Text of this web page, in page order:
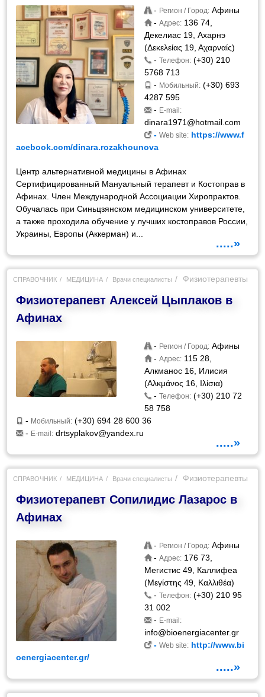
- Регион / Город: Афины
-Адрес: 136 74,
Декелиас 19, Ахарнэ
(Δεκελείας 19, Αχαρναίς)
-Телефон: (+30) 210
5768 713
- Мобильный: (+30) 693
4287 595
- E-mail:
dinara1971@hotmail.com
-Web site: https://www.f
acebook.com/dinara.rozakhounova
Центр альтернативной медицины в Афинах
Сертифицированный Мануальный терапевт и Костоправ в
Афинах. Член Международной Ассоциации Хиропрактов.
Обучалась при Синьцзянском медицинском университете,
а также проходила обучение у лучших костоправов России,
Украины, Европы (Аккерман) и...
.....»
СПРАВОЧНИК МЕДИЦИНА Врачи специалисты Физиотерапевты
Физиотерапевт Алексей Цыплаков в
Афинах
- Регион / Город: Афины
-Адрес: 115 28,
Алкманос 16, Илисия
(Αλκμάνος 16, Ιλίσια)
-Телефон: (+30) 210 72
58 758
- Мобильный: (+30) 694 28 600 36
- E-mail: drtsyplakov@yandex.ru
.....»
СПРАВОЧНИК МЕДИЦИНА Врачи специалисты Физиотерапевты
Физиотерапевт Сопилидис Лазарос в
Афинах
- Регион / Город: Афины
-Адрес: 176 73,
Мегистис 49, Каллифеа
(Μεγίστης 49, Καλλιθέα)
-Телефон: (+30) 210 95
31 002
- E-mail:
info@bioenergiacenter.gr
-Web site: http://www.bi
oenergiacenter.gr/
.....»